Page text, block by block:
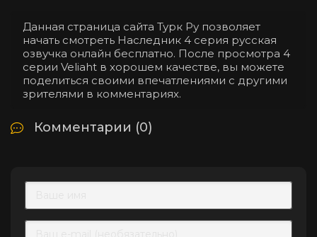
Данная страница сайта Турк Ру позволяет
начать смотреть Наследник 4 серия русская
озвучка онлайн бесплатно. После просмотра 4
серии Veliaht в хорошем качестве, вы можете
поделиться своими впечатлениями с другими
зрителями в комментариях.
Комментарии (0)